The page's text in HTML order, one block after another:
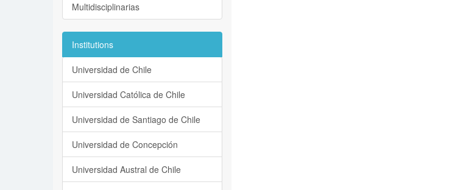
Multidisciplinarias
Institutions
Universidad de Chile
Universidad Católica de Chile
Universidad de Santiago de Chile
Universidad de Concepción
Universidad Austral de Chile